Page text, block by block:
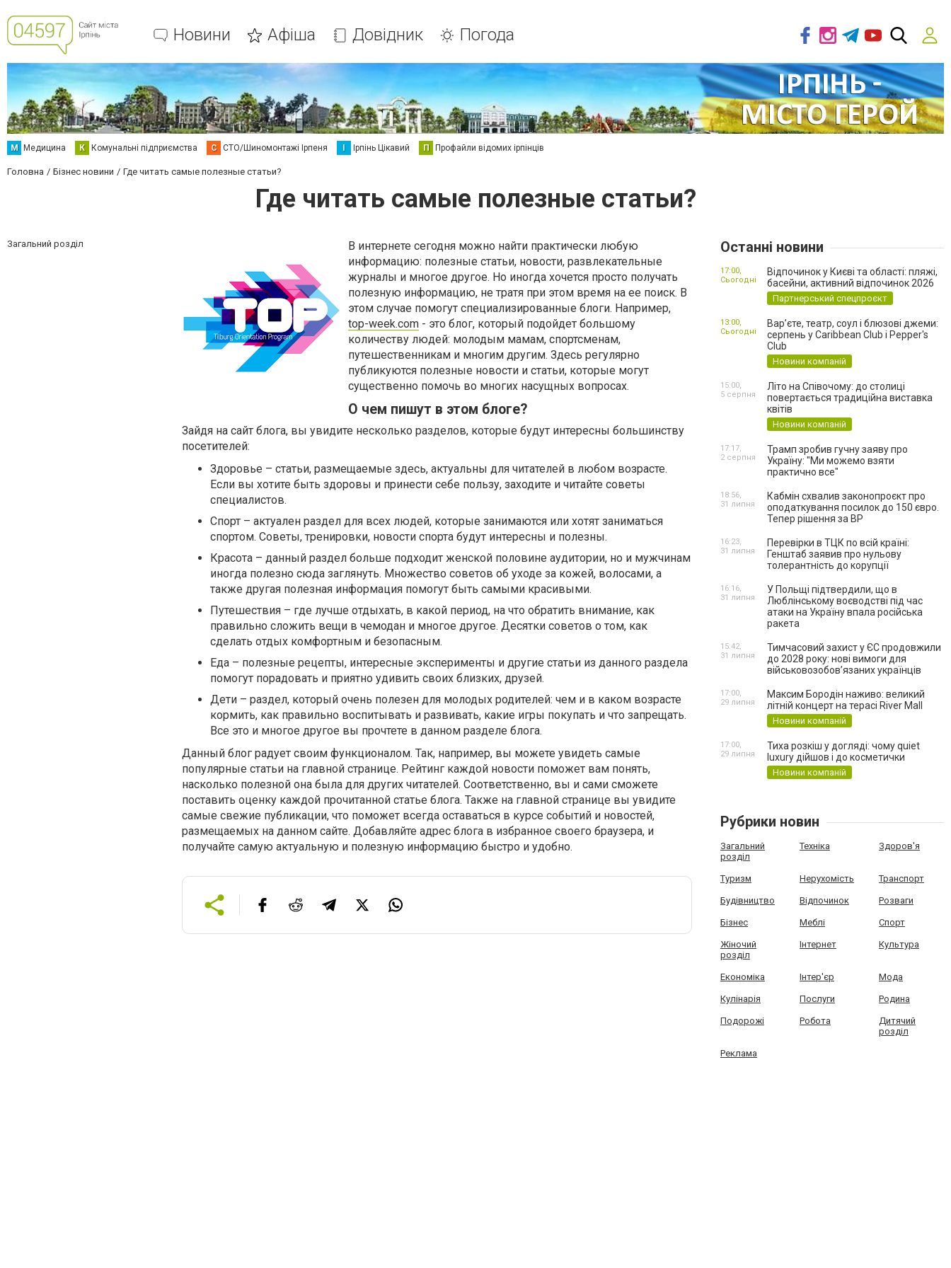
Новини Афіша Довідник Погода
М Медицина К Комунальні підприємства С СТО/Шиномонтажі Ірпеня І Ірпінь Цікавий П Профайли відомих ірпінців
Головна Бізнес новини Где читать самые полезные статьи?
Где читать самые полезные статьи?
Загальний розділ
В интернете сегодня можно найти практически любую
информацию: полезные статьи, новости, развлекательные
журналы и многое другое. Но иногда хочется просто получать
полезную информацию, не тратя при этом время на ее поиск. В
этом случае помогут специализированные блоги. Например,
top-week.com - это блог, который подойдет большому
количеству людей: молодым мамам, спортсменам,
путешественникам и многим другим. Здесь регулярно
публикуются полезные новости и статьи, которые могут
существенно помочь во многих насущных вопросах.
О чем пишут в этом блоге?
Зайдя на сайт блога, вы увидите несколько разделов, которые будут интересны большинству
посетителей:
Здоровье – статьи, размещаемые здесь, актуальны для читателей в любом возрасте.
Если вы хотите быть здоровы и принести себе пользу, заходите и читайте советы
специалистов.
Спорт – актуален раздел для всех людей, которые занимаются или хотят заниматься
спортом. Советы, тренировки, новости спорта будут интересны и полезны.
Красота – данный раздел больше подходит женской половине аудитории, но и мужчинам
иногда полезно сюда заглянуть. Множество советов об уходе за кожей, волосами, а
также другая полезная информация помогут быть самыми красивыми.
Путешествия – где лучше отдыхать, в какой период, на что обратить внимание, как
правильно сложить вещи в чемодан и многое другое. Десятки советов о том, как
сделать отдых комфортным и безопасным.
Еда – полезные рецепты, интересные эксперименты и другие статьи из данного раздела
помогут порадовать и приятно удивить своих близких, друзей.
Дети – раздел, который очень полезен для молодых родителей: чем и в каком возрасте
кормить, как правильно воспитывать и развивать, какие игры покупать и что запрещать.
Все это и многое другое вы прочтете в данном разделе блога.
Данный блог радует своим функционалом. Так, например, вы можете увидеть самые
популярные статьи на главной странице. Рейтинг каждой новости поможет вам понять,
насколько полезной она была для других читателей. Соответственно, вы и сами сможете
поставить оценку каждой прочитанной статье блога. Также на главной странице вы увидите
самые свежие публикации, что поможет всегда оставаться в курсе событий и новостей,
размещаемых на данном сайте. Добавляйте адрес блога в избранное своего браузера, и
получайте самую актуальную и полезную информацию быстро и удобно.
Останні новини
Відпочинок у Києві та області: пляжі,
басейни, активний відпочинок 2026
Партнерський спецпроєкт
17:00,
Сьогодні
Вар’єте, театр, соул і блюзові джеми:
серпень у Caribbean Club і Pepper's
Club
Новини компаній
13:00,
Сьогодні
Літо на Співочому: до столиці
повертається традиційна виставка
квітів
Новини компаній
15:00,
5 серпня
Трамп зробив гучну заяву про
Україну: "Ми можемо взяти
практично все"
17:17,
2 серпня
Кабмін схвалив законопроєкт про
оподаткування посилок до 150 євро.
Тепер рішення за ВР
18:56,
31 липня
Перевірки в ТЦК по всій країні:
Генштаб заявив про нульову
толерантність до корупції
16:23,
31 липня
У Польщі підтвердили, що в
Люблінському воєводстві під час
атаки на Україну впала російська
ракета
16:16,
31 липня
Тимчасовий захист у ЄС продовжили
до 2028 року: нові вимоги для
військовозобов’язаних українців
15:42,
31 липня
Максим Бородін наживо: великий
літній концерт на терасі River Mall
Новини компаній
17:00,
29 липня
Тиха розкіш у догляді: чому quiet
luxury дійшов і до косметички
Новини компаній
17:00,
29 липня
Рубрики новин
Загальний
розділ
Техніка Здоров'я
Туризм Нерухомість Транспорт
Будівництво Відпочинок Розваги
Бізнес Меблі Спорт
Жіночий
розділ
Інтернет Культура
Економіка Інтер'єр Мода
Кулінарія Послуги Родина
Подорожі Робота
Дитячий
розділ
Реклама